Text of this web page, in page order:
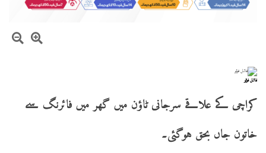
فائل فوٹو
کراچی کے علاقے سرجانی ٹاؤن میں گھر میں فائرنگ سے
خاتون جاں بحق ہوگئی۔